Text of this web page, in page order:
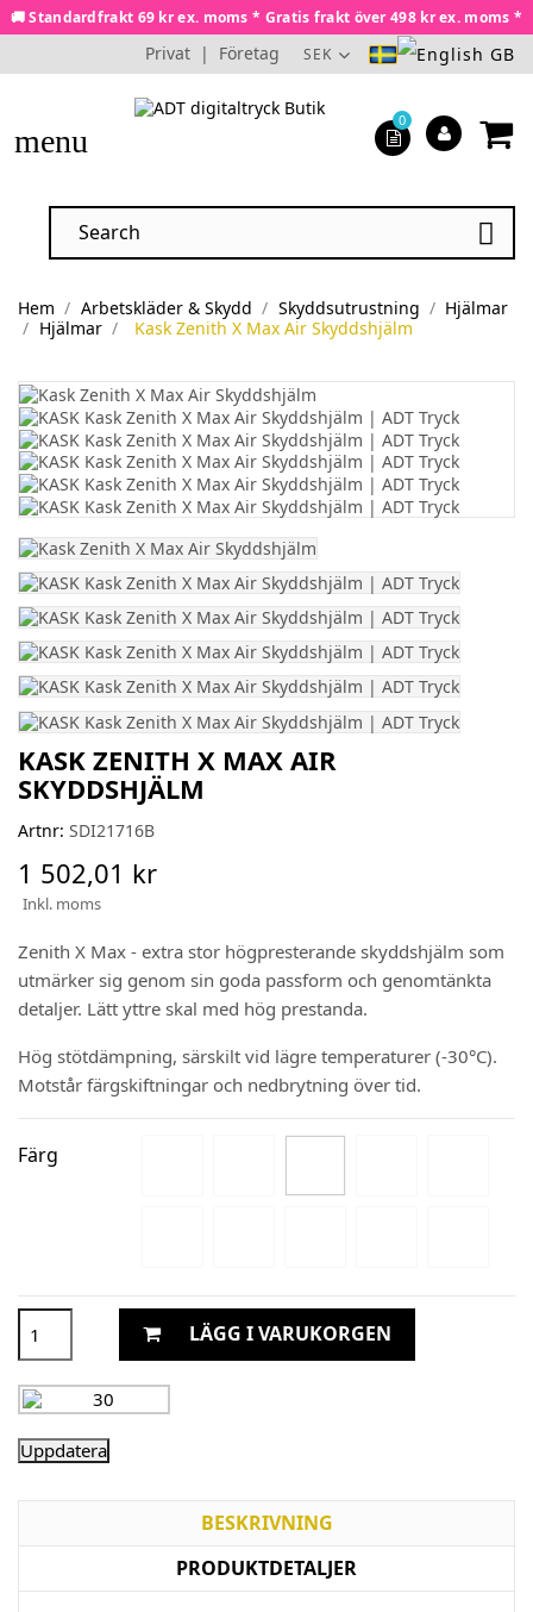
🚚 Standardfrakt 69 kr ex. moms * Gratis frakt över 498 kr ex. moms *
Privat | Företag SEK
menu

0
Hem Arbetskläder & Skydd Skyddsutrustning
Hjälmar
Hjälmar
Kask Zenith X Max Air Skyddshjälm
KASK ZENITH X MAX AIR
SKYDDSHJÄLM
Artnr: SDI21716B
1 502,01 kr
Inkl. moms
Zenith X Max - extra stor högpresterande skyddshjälm som
utmärker sig genom sin goda passform och genomtänkta
detaljer. Lätt yttre skal med hög prestanda.
Hög stötdämpning, särskilt vid lägre temperaturer (-30°C).
Motstår färgskiftningar och nedbrytning över tid.
Färg
LÄGG I VARUKORGEN
BESKRIVNING
PRODUKTDETALJER